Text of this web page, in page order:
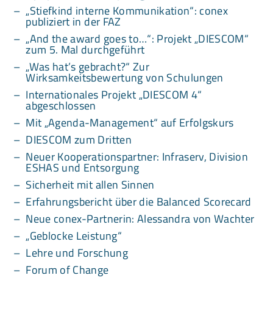
„Stiefkind interne Kommunikation“: conex
publiziert in der FAZ
„And the award goes to…“: Projekt „DIESCOM“
zum 5. Mal durchgeführt
„Was hat’s gebracht?“ Zur
Wirksamkeitsbewertung von Schulungen
Internationales Projekt „DIESCOM 4“
abgeschlossen
Mit „Agenda-Management“ auf Erfolgskurs
DIESCOM zum Dritten
Neuer Kooperationspartner: Infraserv, Division
ESHAS und Entsorgung
Sicherheit mit allen Sinnen
Erfahrungsbericht über die Balanced Scorecard
Neue conex-Partnerin: Alessandra von Wachter
„Geblocke Leistung“
Lehre und Forschung
Forum of Change